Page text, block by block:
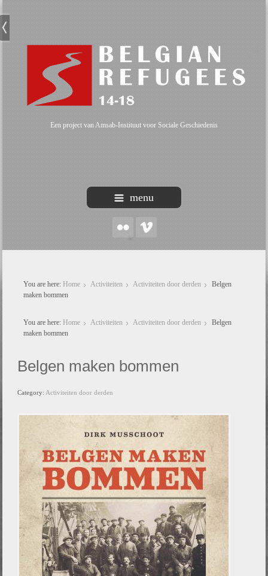
Een project van Amsab-Instituut voor Sociale Geschiedenis
menu
You are here: Home Activiteiten Activiteiten door derden
Belgen
maken bommen
You are here: Home Activiteiten Activiteiten door derden
Belgen
maken bommen
Belgen maken bommen
Category:Activiteiten door derden